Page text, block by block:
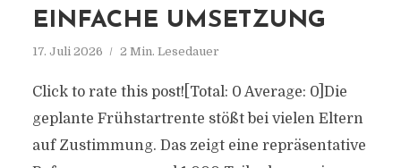
EINFACHE UMSETZUNG
17. Juli 2026 2 Min. Lesedauer
Click to rate this post![Total: 0 Average: 0]Die
geplante Frühstartrente stößt bei vielen Eltern
auf Zustimmung. Das zeigt eine repräsentative